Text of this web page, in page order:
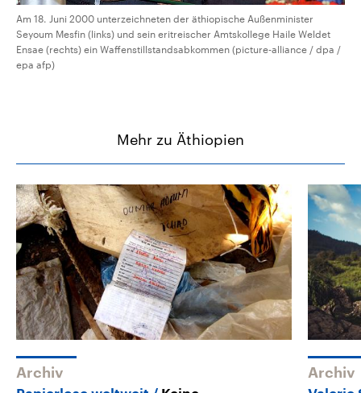
Am 18. Juni 2000 unterzeichneten der äthiopische Außenminister
Seyoum Mesfin (links) und sein eritreischer Amtskollege Haile Weldet
Ensae (rechts) ein Waffenstillstandsabkommen (picture-alliance / dpa /
epa afp)
Mehr zu Äthiopien
Archiv Archiv